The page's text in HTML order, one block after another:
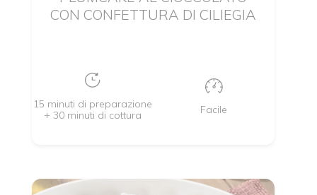
CON CONFETTURA DI CILIEGIA
15 minuti di preparazione
+ 30 minuti di cottura
Facile